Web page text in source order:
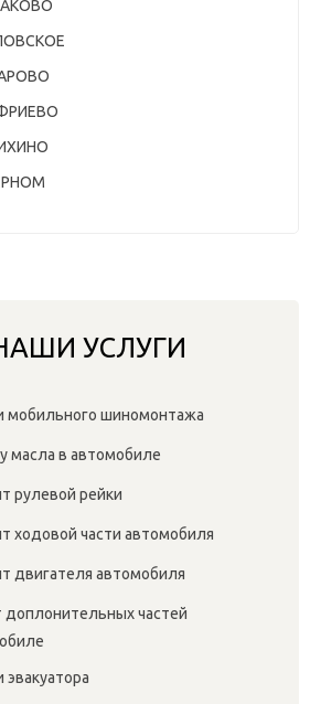
УСЛУГИ
мобильного шиномонтажа
масла в автомобиле
рулевой рейки
ходовой части автомобиля
двигателя автомобиля
частей
эвакуатора